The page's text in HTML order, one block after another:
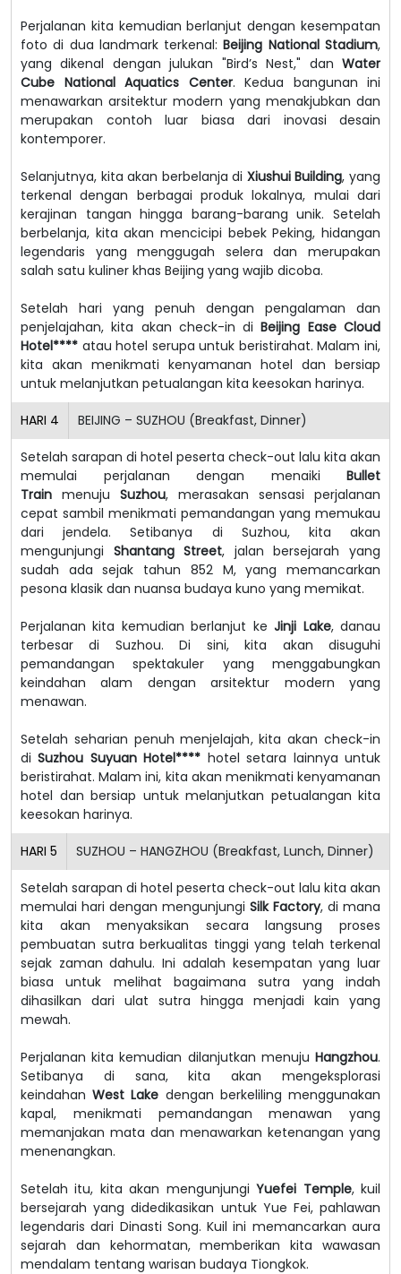
Perjalanan kita kemudian berlanjut dengan kesempatan
foto di dua landmark terkenal:Beijing National Stadium,
yang dikenal dengan julukan "Bird’s Nest," dan Water
Cube National Aquatics Center. Kedua bangunan ini
menawarkan arsitektur modern yang menakjubkan dan
merupakan contoh luar biasa dari inovasi desain
kontemporer.
Selanjutnya, kita akan berbelanja di Xiushui Building, yang
terkenal dengan berbagai produk lokalnya, mulai dari
kerajinan tangan hingga barang-barang unik. Setelah
berbelanja, kita akan mencicipi bebek Peking, hidangan
legendaris yang menggugah selera dan merupakan
salah satu kuliner khas Beijing yang wajib dicoba.
Setelah hari yang penuh dengan pengalaman dan
penjelajahan, kita akan check-in diBeijing Ease Cloud
Hotel**** atau hotel serupa untuk beristirahat. Malam ini,
kita akan menikmati kenyamanan hotel dan bersiap
untuk melanjutkan petualangan kita keesokan harinya.
HARI 4 BEIJING – SUZHOU (Breakfast, Dinner)
Setelah sarapan di hotel peserta check-out lalu kita akan
memulai perjalanan dengan menaiki Bullet
Train menuju Suzhou, merasakan sensasi perjalanan
cepat sambil menikmati pemandangan yang memukau
dari jendela. Setibanya di Suzhou, kita akan
mengunjungi Shantang Street, jalan bersejarah yang
sudah ada sejak tahun 852 M, yang memancarkan
pesona klasik dan nuansa budaya kuno yang memikat.
Perjalanan kita kemudian berlanjut keJinji Lake, danau
terbesar di Suzhou. Di sini, kita akan disuguhi
pemandangan spektakuler yang menggabungkan
keindahan alam dengan arsitektur modern yang
menawan.
Setelah seharian penuh menjelajah, kita akan check-in
diSuzhou Suyuan Hotel**** hotel setara lainnya untuk
beristirahat. Malam ini, kita akan menikmati kenyamanan
hotel dan bersiap untuk melanjutkan petualangan kita
keesokan harinya.
HARI 5 SUZHOU – HANGZHOU (Breakfast, Lunch, Dinner)
Setelah sarapan di hotel peserta check-out lalu kita akan
memulai hari dengan mengunjungi Silk Factory, di mana
kita akan menyaksikan secara langsung proses
pembuatan sutra berkualitas tinggi yang telah terkenal
sejak zaman dahulu. Ini adalah kesempatan yang luar
biasa untuk melihat bagaimana sutra yang indah
dihasilkan dari ulat sutra hingga menjadi kain yang
mewah.
Perjalanan kita kemudian dilanjutkan menuju Hangzhou.
Setibanya di sana, kita akan mengeksplorasi
keindahanWest Lake dengan berkeliling menggunakan
kapal, menikmati pemandangan menawan yang
memanjakan mata dan menawarkan ketenangan yang
menenangkan.
Setelah itu, kita akan mengunjungiYuefei Temple, kuil
bersejarah yang didedikasikan untuk Yue Fei, pahlawan
legendaris dari Dinasti Song. Kuil ini memancarkan aura
sejarah dan kehormatan, memberikan kita wawasan
mendalam tentang warisan budaya Tiongkok.